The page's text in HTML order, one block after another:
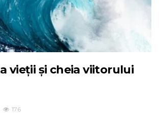
vieții și cheia viitorului
176